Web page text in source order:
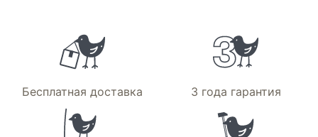
Бесплатная доставка 3 года гарантия